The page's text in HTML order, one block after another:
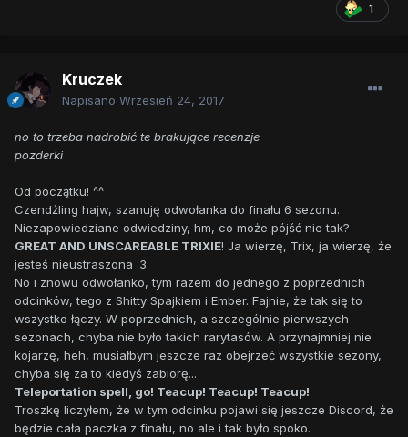
1
Kruczek
Napisano Wrzesień 24, 2017
no to trzeba nadrobić te brakujące recenzje
pozderki
Od początku! ^^
Czendżling hajw, szanuję odwołanka do finału 6 sezonu.
Niezapowiedziane odwiedziny, hm, co może pójść nie tak?
GREAT AND UNSCAREABLE TRIXIE! Ja wierzę, Trix, ja wierzę, że
jesteś nieustraszona :3
No i znowu odwołanko, tym razem do jednego z poprzednich
odcinków, tego z Shitty Spajkiem i Ember. Fajnie, że tak się to
wszystko łączy. W poprzednich, a szczególnie pierwszych
sezonach, chyba nie było takich rarytasów. A przynajmniej nie
kojarzę, heh, musiałbym jeszcze raz obejrzeć wszystkie sezony,
chyba się za to kiedyś zabiorę...
Teleportation spell, go! Teacup! Teacup! Teacup!
Troszkę liczyłem, że w tym odcinku pojawi się jeszcze Discord, że
będzie cała paczka z finału, no ale i tak było spoko.